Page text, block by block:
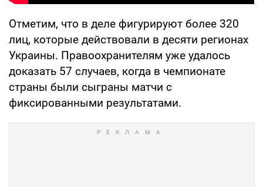
Отметим, что в деле фигурируют более 320
лиц, которые действовали в десяти регионах
Украины. Правоохранителям уже удалось
доказать 57 случаев, когда в чемпионате
страны были сыграны матчи с
фиксированными результатами.